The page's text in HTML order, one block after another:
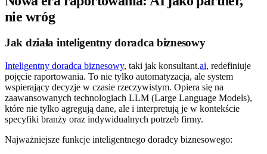
nie wróg
Jak działa inteligentny doradca biznesowy
Inteligentny doradca biznesowy, taki jak konsultant.ai, redefiniuje
pojęcie raportowania. To nie tylko automatyzacja, ale system
wspierający decyzje w czasie rzeczywistym. Opiera się na
zaawansowanych technologiach LLM (Large Language Models),
które nie tylko agregują dane, ale i interpretują je w kontekście
specyfiki branży oraz indywidualnych potrzeb firmy.
Najważniejsze funkcje inteligentnego doradcy biznesowego: